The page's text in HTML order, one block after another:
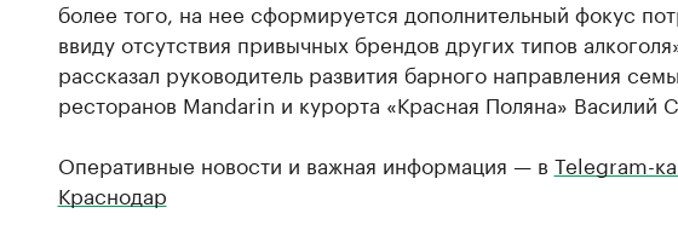
более того, на нее сформируется дополнительный фокус
ввиду отсутствия привычных брендов других типов
рассказал руководитель развития барного направления
ресторанов Mandarin и курорта «Красная Поляна» Василий
Оперативные новости и важная информация — в Telegram-
Краснодар